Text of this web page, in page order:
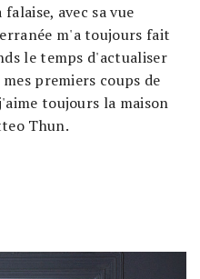
avec sa vue
m'a toujours fait
le temps d'actualiser
premiers coups de
toujours la maison
Thun.